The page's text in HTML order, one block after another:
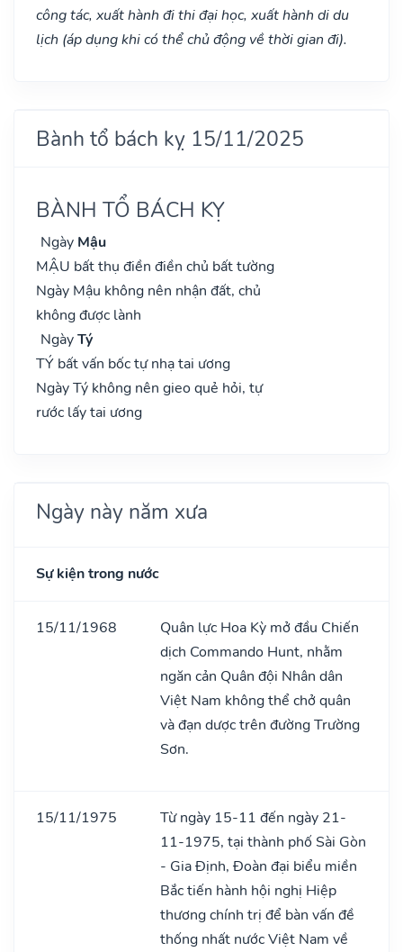
công tác, xuất hành đi thi đại học, xuất hành di du
lịch (áp dụng khi có thể chủ động về thời gian đi).
Bành tổ bách kỵ 15/11/2025
BÀNH TỔ BÁCH KỴ
Ngày Mậu
MẬU bất thụ điền điền chủ bất tường
Ngày Mậu không nên nhận đất, chủ
không được lành
NgàyTý
TÝ bất vấn bốc tự nhạ tai ương
Ngày Tý không nên gieo quẻ hỏi, tự
rước lấy tai ương
Ngày này năm xưa
Sự kiện trong nước
15/11/1968
Quân lực Hoa Kỳ mở đầu Chiến
dịch Commando Hunt, nhằm
ngăn cản Quân đội Nhân dân
Việt Nam không thể chở quân
và đạn dược trên đường Trường
Sơn.
15/11/1975
Từ ngày 15-11 đến ngày 21-
11-1975, tại thành phố Sài Gòn
- Gia Định, Đoàn đại biểu miền
Bắc tiến hành hội nghị Hiệp
thương chính trị để bàn vấn đề
thống nhất nước Việt Nam về